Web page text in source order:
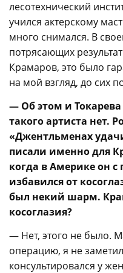
лесотехнический
учился актерскому
много снимался. В
потрясающих
Крамаров, это было
на мой взгляд, до сих
— Об этом и Токарева
такого артиста нет.
«Джентльменах
писали именно для
когда в Америке он
избавился от
был некий шарм.
косоглазия?
— Нет, этого не было.
операцию, я не
консультировался у